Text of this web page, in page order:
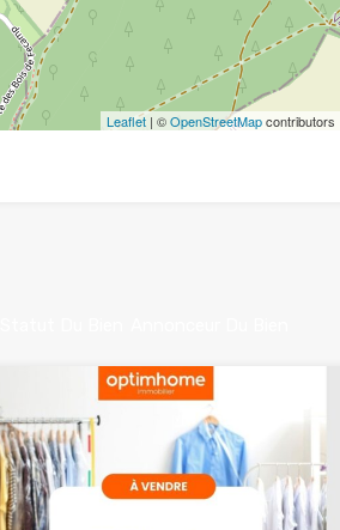
Leaflet| ©OpenStreetMapcontributors